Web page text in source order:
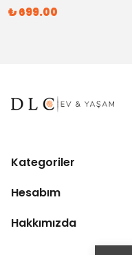
₺ 699.00
Kategoriler
Hesabım
Hakkımızda